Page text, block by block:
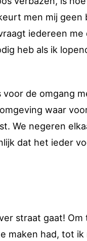
men mij
iedereen
heb als ik
de omgang
waar
We negeren
dat het ieder
straat gaat!
maken had, tot